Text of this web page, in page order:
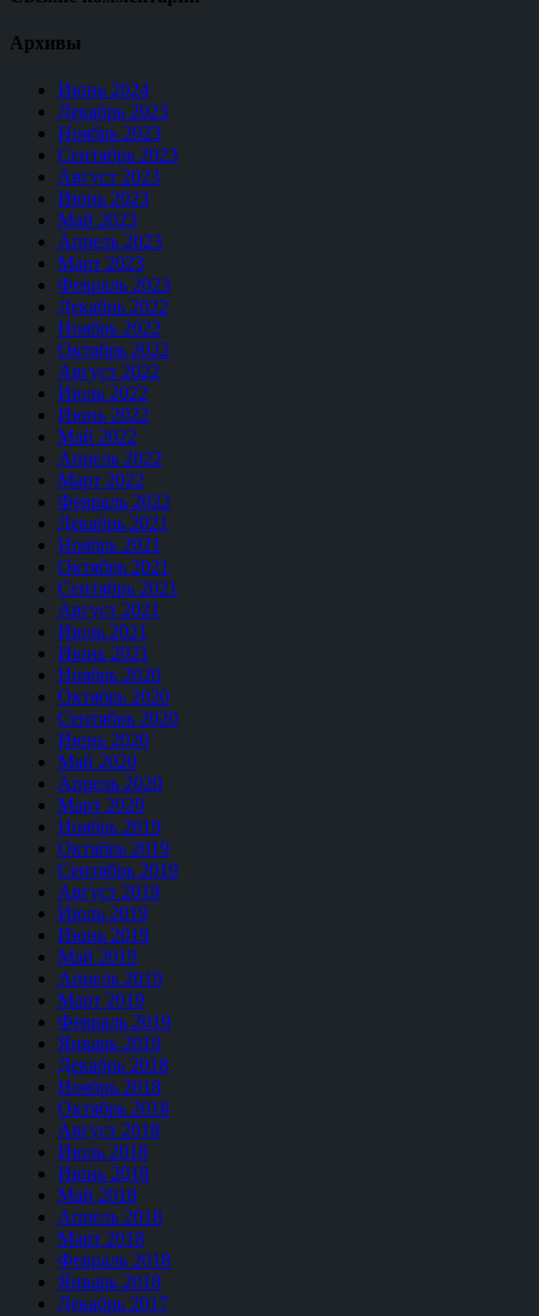
Архивы
Июнь 2024
Декабрь 2023
Ноябрь 2023
Сентябрь 2023
Август 2023
Июнь 2023
Май 2023
Апрель 2023
Март 2023
Февраль 2023
Декабрь 2022
Ноябрь 2022
Октябрь 2022
Август 2022
Июль 2022
Июнь 2022
Май 2022
Апрель 2022
Март 2022
Февраль 2022
Декабрь 2021
Ноябрь 2021
Октябрь 2021
Сентябрь 2021
Август 2021
Июль 2021
Июнь 2021
Ноябрь 2020
Октябрь 2020
Сентябрь 2020
Июнь 2020
Май 2020
Апрель 2020
Март 2020
Ноябрь 2019
Октябрь 2019
Сентябрь 2019
Август 2019
Июль 2019
Июнь 2019
Май 2019
Апрель 2019
Март 2019
Февраль 2019
Январь 2019
Декабрь 2018
Ноябрь 2018
Октябрь 2018
Август 2018
Июль 2018
Июнь 2018
Май 2018
Апрель 2018
Март 2018
Февраль 2018
Январь 2018
Декабрь 2017